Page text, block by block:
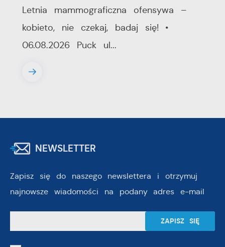
Letnia mammograficzna ofensywa –
kobieto, nie czekaj, badaj się! •
06.08.2026 Puck ul...
NEWSLETTER
Zapisz się do naszego newslettera i otrzymuj
najnowsze wiadomości na podany adres e-mail